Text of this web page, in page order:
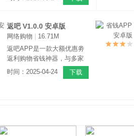
将用户在淘宝、天猫购物花
都有利息可拿，一边网购还
能一边赚钱，购物不再剁
手！
返吧 V1.0.0 安卓版
网络购物
16.71M
返吧APP是一款大额优惠劵
返利购物省钱神器，与多家
知名平台对接，自动搜索无
需粘贴，购物省钱更省心，
时间：2025-04-24 下载